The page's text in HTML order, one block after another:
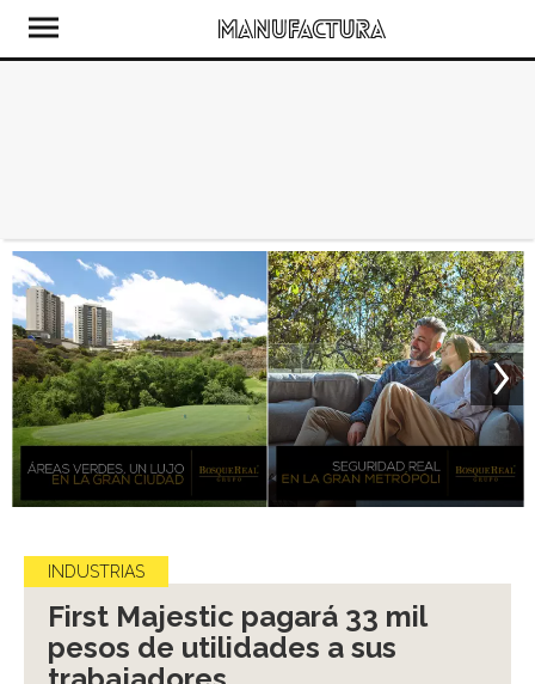
INDUSTRIAS
First Majestic pagará 33 mil
pesos de utilidades a sus